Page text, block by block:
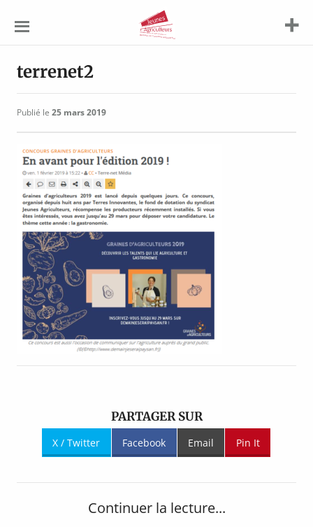
Agriculteurs
terrenet2
Publié le 25 mars 2019
PARTAGER SUR
X / Twitter Facebook Email Pin It
Continuer la lecture...